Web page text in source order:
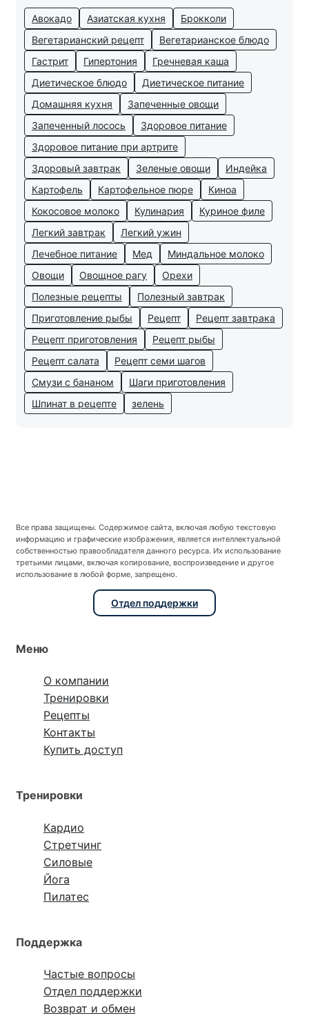
Авокадо Азиатская кухня
Брокколи
Вегетарианский рецепт
Вегетарианское блюдо
Гастрит
Гипертония
Гречневая каша
Диетическое блюдо
Диетическое питание
Домашняя кухня
Запеченные овощи
Запеченный лосось
Здоровое питание
Здоровое питание при артрите
Здоровый завтрак
Зеленые овощи
Индейка
Картофель
Картофельное пюре
Киноа
Кокосовое молоко
Кулинария
Куриное филе
Легкий завтрак
Легкий ужин
Лечебное питание
Мед
Миндальное молоко
Овощи
Овощное рагу
Орехи
Полезные рецепты
Полезный завтрак
Приготовление рыбы
Рецепт
Рецепт завтрака
Рецепт приготовления
Рецепт рыбы
Рецепт салата
Рецепт семи шагов
Смузи с бананом
Шаги приготовления
Шпинат в рецепте
зелень
Все права защищены. Содержимое сайта, включая любую текстовую
информацию и графические изображения, является интеллектуальной
собственностью правообладателя данного ресурса. Их использование
третьими лицами, включая копирование, воспроизведение и другое
использование в любой форме, запрещено.
Отдел поддержки
Меню
О компании
Тренировки
Рецепты
Контакты
Купить доступ
Тренировки
Кардио
Стретчинг
Силовые
Йога
Пилатес
Поддержка
Частые вопросы
Отдел поддержки
Возврат и обмен